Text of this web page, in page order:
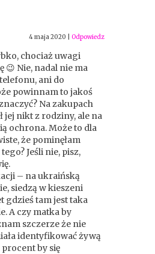
4 maja 2020 Odpowiedz
chociaż uwagi
😉 Nie, nadal nie ma
ani do
powinnam to jakoś
Na zakupach
jej nikt z rodziny, ale na
ochrona. Może to dla
że pominęłam
Jeśli nie, pisz,
– na ukraińską
siedzą w kieszeni
gdzieś tam jest taka
A czy matka by
szczerze że nie
identyfikować żywą
by się